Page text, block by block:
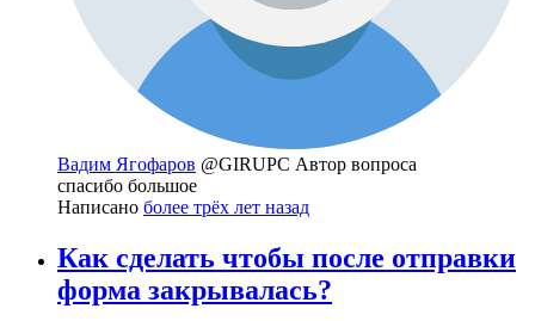
Вадим Ягофаров @GIRUPC Автор вопроса
спасибо большое
Написано более трёх лет назад
Как сделать чтобы после отправки
форма закрывалась?